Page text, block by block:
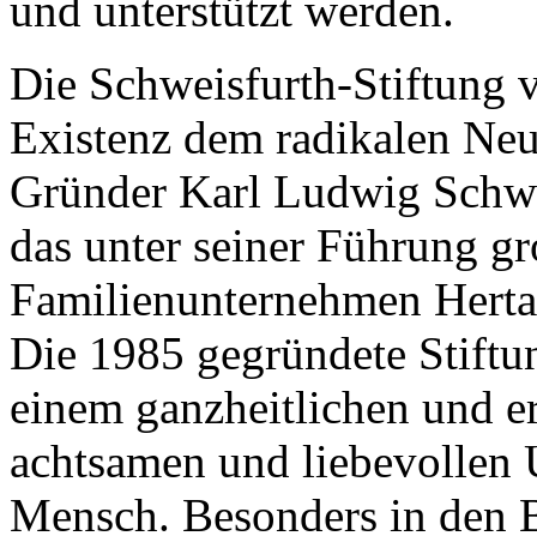
Die Schweisfurth-Stiftung
Existenz dem radikalen
Gründer Karl Ludwig
das unter seiner Führung
Familienunternehmen
Die 1985 gegründete
einem ganzheitlichen und
achtsamen und
Mensch. Besonders in den